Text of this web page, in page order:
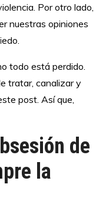
Por otro lado,
nuestras opiniones
todo está perdido.
tratar, canalizar y
post. Así que,
de
la